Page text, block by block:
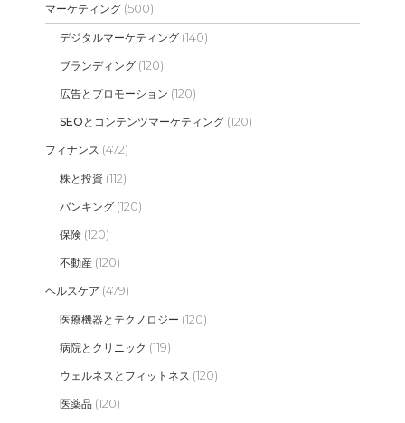
マーケティング (500)
デジタルマーケティング (140)
ブランディング (120)
広告とプロモーション (120)
SEOとコンテンツマーケティング (120)
フィナンス (472)
株と投資 (112)
バンキング (120)
保険 (120)
不動産 (120)
ヘルスケア (479)
医療機器とテクノロジー (120)
病院とクリニック (119)
ウェルネスとフィットネス (120)
医薬品 (120)